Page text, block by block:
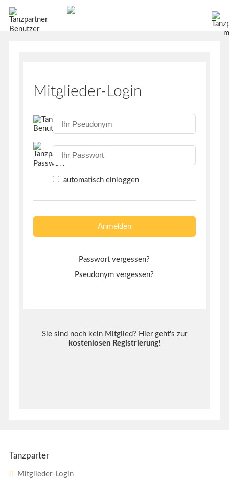
Mitglieder-Login
automatisch einloggen
Passwort vergessen?
Pseudonym vergessen?
Sie sind noch kein Mitglied? Hier geht's zur
kostenlosen Registrierung!
Tanzparter
Mitglieder-Login